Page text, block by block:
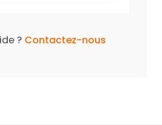
? Contactez-nous